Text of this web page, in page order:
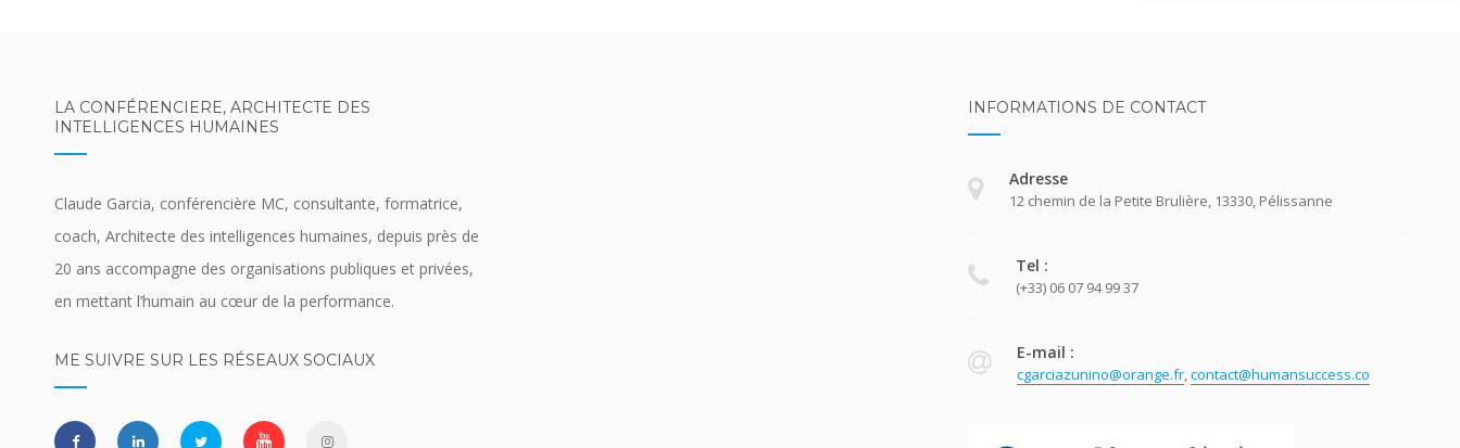
LA CONFÉRENCIERE, ARCHITECTE DES
INTELLIGENCES HUMAINES
Claude Garcia, conférencière MC, consultante, formatrice,
coach, Architecte des intelligences humaines, depuis près de
20 ans accompagne des organisations publiques et privées,
en mettant l’humain au cœur de la performance.
ME SUIVRE SUR LES RÉSEAUX SOCIAUX
INFORMATIONS DE CONTACT
Adresse
12 chemin de la Petite Brulière, 13330, Pélissanne
Tel :
(+33) 06 07 94 99 37
E-mail :
cgarciazunino@orange.fr,contact@humansuccess.co